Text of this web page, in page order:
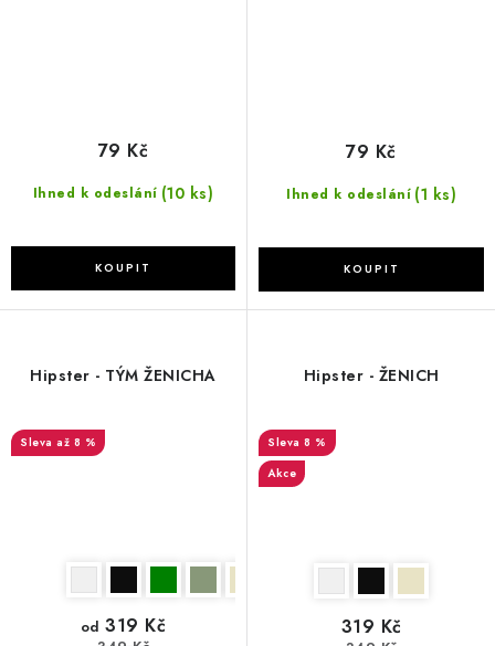
Ihned k odeslání (10 ks)
79 Kč
Ihned k odeslání (1 ks)
79 Kč
Hipster - TÝM ŽENICHA
až 8 %
od 319 Kč
Hipster - ŽENICH
8 %
Akce
319 Kč